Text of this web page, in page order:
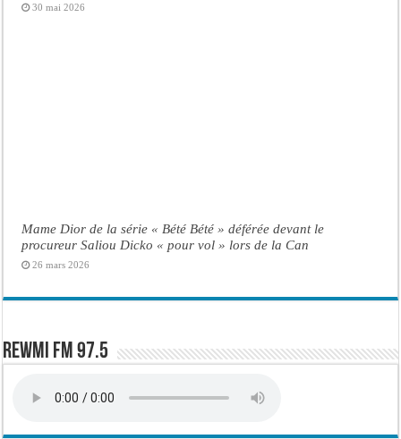
30 mai 2026
Mame Dior de la série « Bété Bété » déférée devant le
procureur Saliou Dicko « pour vol » lors de la Can
26 mars 2026
Rewmi FM 97.5